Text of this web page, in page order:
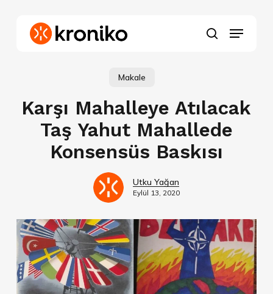
search
Menu
Makale
Karşı Mahalleye Atılacak
Taş Yahut Mahallede
Konsensüs Baskısı
Utku Yağan
Eylül 13, 2020